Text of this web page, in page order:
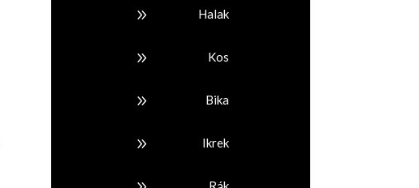
9 Halak
9 Kos
9 Bika
9 Ikrek